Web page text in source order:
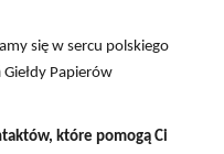
się w sercu polskiego
Giełdy Papierów
które pomogą Ci